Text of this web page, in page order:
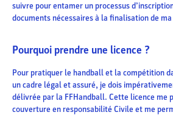
suivre pour entamer un processus
documents nécessaires à la finalisation de
Pourquoi prendre une licence ?
Pour pratiquer le handball et la compétition
un cadre légal et assuré, je dois
délivrée par la FFHandball. Cette licence me
couverture en responsabilité Civile et me